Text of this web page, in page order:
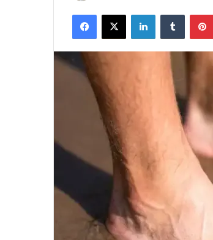
mail
Facebook
X LinkedinTumblr